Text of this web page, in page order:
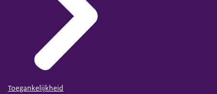
Toegankelijkheid